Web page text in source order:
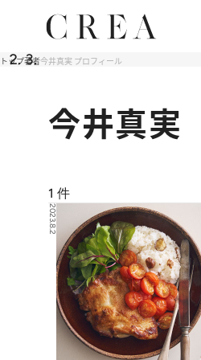
トップ著者今井真実 プロフィール
今井真実
1 件
2023.8.2